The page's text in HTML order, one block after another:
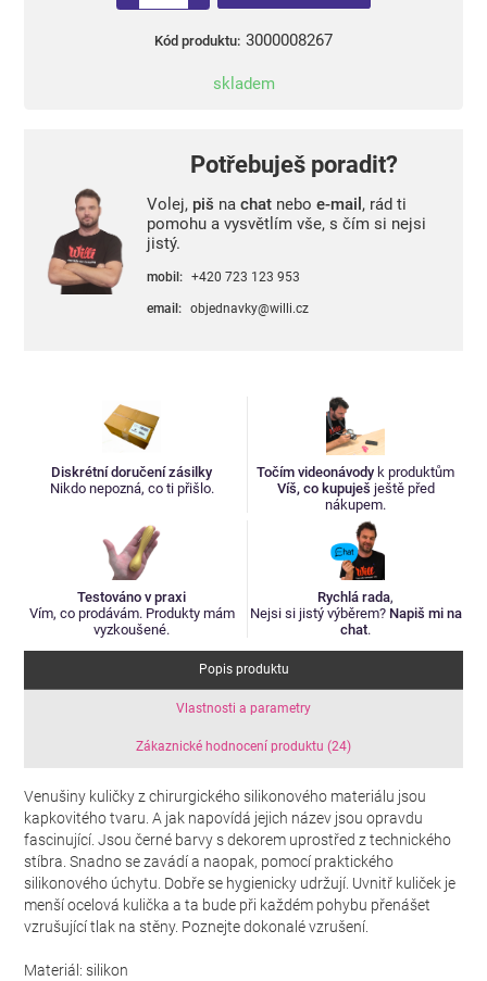
Kód produktu: 3000008267
skladem
Potřebuješ poradit?
Volej, piš na chatnebo e-mail , rád ti
pomohu a vysvětlím vše, s čím si nejsi
jistý.
mobil: +420 723 123 953
email: objednavky@willi.cz
Diskrétní doručení zásilky
Nikdo nepozná, co ti přišlo.
Točím videonávody k produktům
Víš, co kupuješ ještě před
nákupem.
Testováno v praxi
Vím, co prodávám. Produkty mám
vyzkoušené.
Rychlá rada,
Nejsi si jistý výběrem? Napiš mi na
chat.
Popis produktu
Vlastnosti a parametry
Zákaznické hodnocení produktu (24)
Venušiny kuličky z chirurgického silikonového materiálu jsou
kapkovitého tvaru. A jak napovídá jejich název jsou opravdu
fascinující. Jsou černé barvy s dekorem uprostřed z technického
stíbra. Snadno se zavádí a naopak, pomocí praktického
silikonového úchytu. Dobře se hygienicky udržují. Uvnitř kuliček je
menší ocelová kulička a ta bude při každém pohybu přenášet
vzrušující tlak na stěny. Poznejte dokonalé vzrušení.
Materiál: silikon